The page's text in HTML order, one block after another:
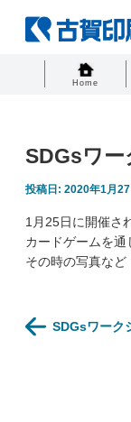
Home
SDGsワ
投稿日: 2020年1月27
1月25日に開催さ
カードゲームを
その時の写真な
SDGsワーク